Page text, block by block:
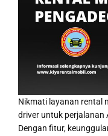
Nikmati layanan rental
driver untuk perjalanan
Dengan fitur,